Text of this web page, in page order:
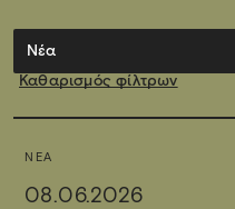
Καθαρισμός φίλτρων
ΝΈΑ
08.06.2026